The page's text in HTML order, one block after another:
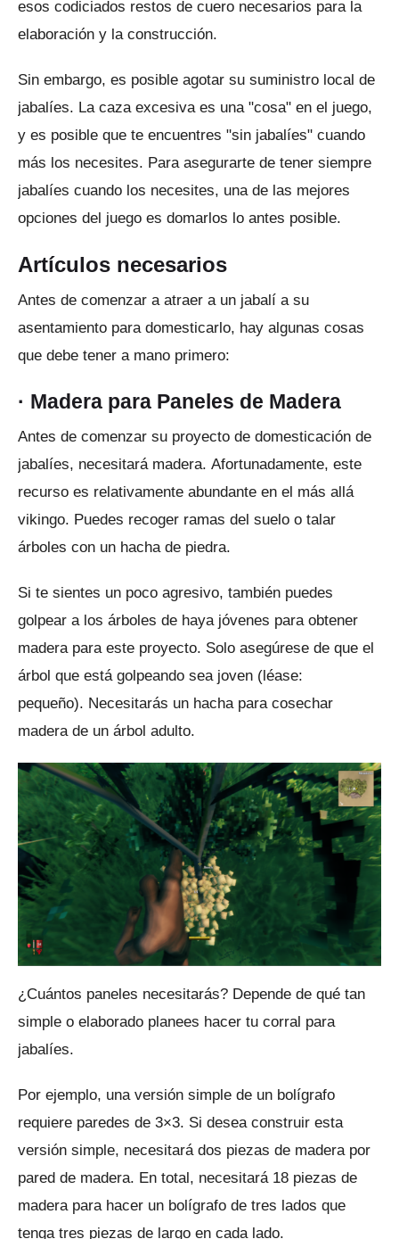
esos codiciados restos de cuero necesarios para la
elaboración y la construcción.
Sin embargo, es posible agotar su suministro local de
jabalíes. La caza excesiva es una "cosa" en el juego,
y es posible que te encuentres "sin jabalíes" cuando
más los necesites. Para asegurarte de tener siempre
jabalíes cuando los necesites, una de las mejores
opciones del juego es domarlos lo antes posible.
Artículos necesarios
Antes de comenzar a atraer a un jabalí a su
asentamiento para domesticarlo, hay algunas cosas
que debe tener a mano primero:
· Madera para Paneles de Madera
Antes de comenzar su proyecto de domesticación de
jabalíes, necesitará madera. Afortunadamente, este
recurso es relativamente abundante en el más allá
vikingo. Puedes recoger ramas del suelo o talar
árboles con un hacha de piedra.
Si te sientes un poco agresivo, también puedes
golpear a los árboles de haya jóvenes para obtener
madera para este proyecto. Solo asegúrese de que el
árbol que está golpeando sea joven (léase:
pequeño). Necesitarás un hacha para cosechar
madera de un árbol adulto.
¿Cuántos paneles necesitarás? Depende de qué tan
simple o elaborado planees hacer tu corral para
jabalíes.
Por ejemplo, una versión simple de un bolígrafo
requiere paredes de 3×3. Si desea construir esta
versión simple, necesitará dos piezas de madera por
pared de madera. En total, necesitará 18 piezas de
madera para hacer un bolígrafo de tres lados que
tenga tres piezas de largo en cada lado.